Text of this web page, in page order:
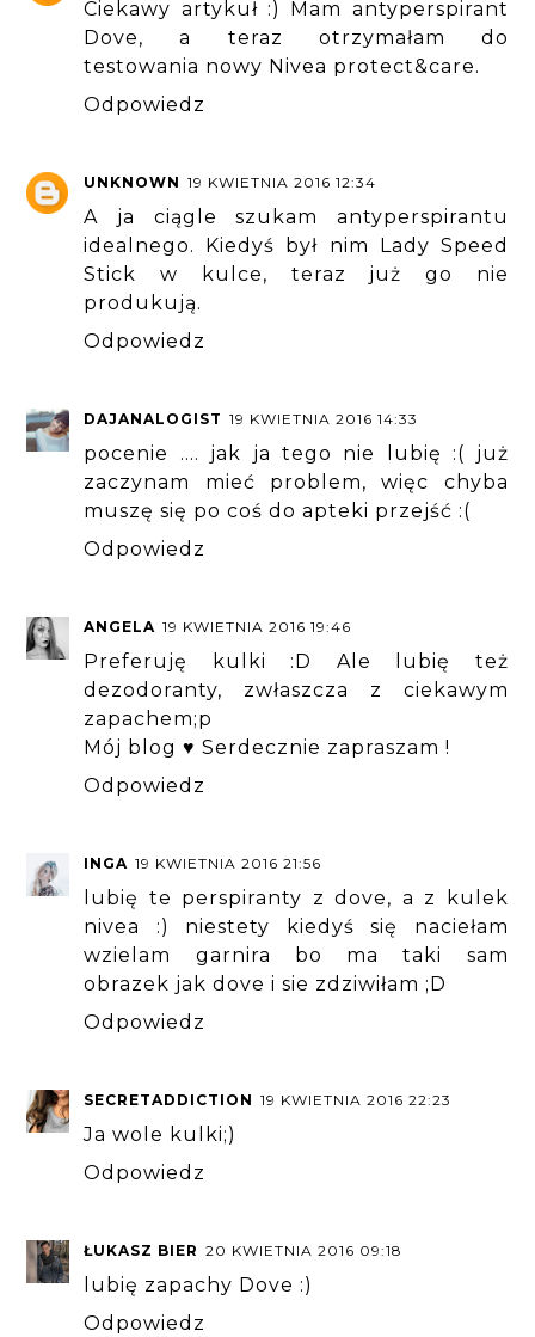
Ciekawy artykuł :) Mam antyperspirant
Dove, a teraz otrzymałam do
testowania nowy Nivea protect&care.
Odpowiedz
UNKNOWN 19 KWIETNIA 2016 12:34
A ja ciągle szukam antyperspirantu
idealnego. Kiedyś był nim Lady Speed
Stick w kulce, teraz już go nie
produkują.
Odpowiedz
DAJANALOGIST 19 KWIETNIA 2016 14:33
pocenie .... jak ja tego nie lubię :( już
zaczynam mieć problem, więc chyba
muszę się po coś do apteki przejść :(
Odpowiedz
ANGELA 19 KWIETNIA 2016 19:46
Preferuję kulki :D Ale lubię też
dezodoranty, zwłaszcza z ciekawym
zapachem;p
Mój blog ♥ Serdecznie zapraszam !
Odpowiedz
INGA 19 KWIETNIA 2016 21:56
lubię te perspiranty z dove, a z kulek
nivea :) niestety kiedyś się naciełam
wzielam garnira bo ma taki sam
obrazek jak dove i sie zdziwiłam ;D
Odpowiedz
SECRETADDICTION 19 KWIETNIA 2016 22:23
Ja wole kulki;)
Odpowiedz
ŁUKASZ BIER 20 KWIETNIA 2016 09:18
lubię zapachy Dove :)
Odpowiedz